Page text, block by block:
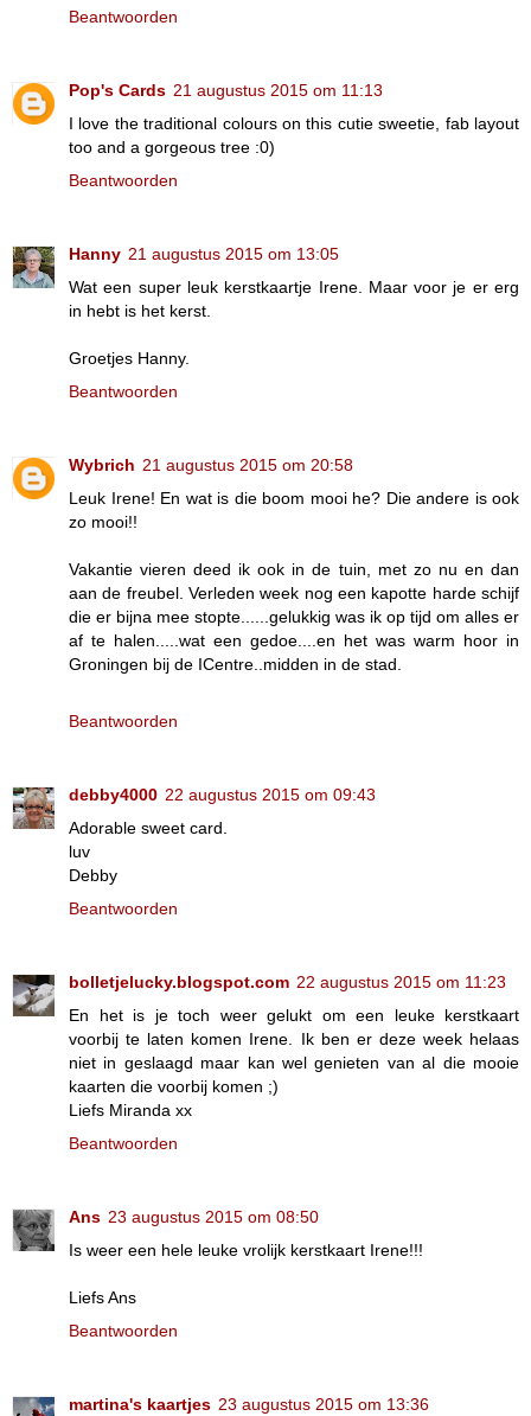
Beantwoorden
Pop's Cards 21 augustus 2015 om 11:13
I love the traditional colours on this cutie sweetie, fab layout
too and a gorgeous tree :0)
Beantwoorden
Hanny 21 augustus 2015 om 13:05
Wat een super leuk kerstkaartje Irene. Maar voor je er erg
in hebt is het kerst.
Groetjes Hanny.
Beantwoorden
Wybrich 21 augustus 2015 om 20:58
Leuk Irene! En wat is die boom mooi he? Die andere is ook
zo mooi!!
Vakantie vieren deed ik ook in de tuin, met zo nu en dan
aan de freubel. Verleden week nog een kapotte harde schijf
die er bijna mee stopte......gelukkig was ik op tijd om alles er
af te halen.....wat een gedoe....en het was warm hoor in
Groningen bij de ICentre..midden in de stad.
Beantwoorden
debby4000 22 augustus 2015 om 09:43
Adorable sweet card.
luv
Debby
Beantwoorden
bolletjelucky.blogspot.com 22 augustus 2015 om 11:23
En het is je toch weer gelukt om een leuke kerstkaart
voorbij te laten komen Irene. Ik ben er deze week helaas
niet in geslaagd maar kan wel genieten van al die mooie
kaarten die voorbij komen ;)
Liefs Miranda xx
Beantwoorden
Ans 23 augustus 2015 om 08:50
Is weer een hele leuke vrolijk kerstkaart Irene!!!
Liefs Ans
Beantwoorden
martina's kaartjes 23 augustus 2015 om 13:36